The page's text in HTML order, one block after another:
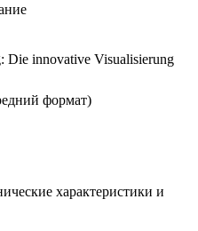
Die innovative Visualisierung
формат)
характеристики и